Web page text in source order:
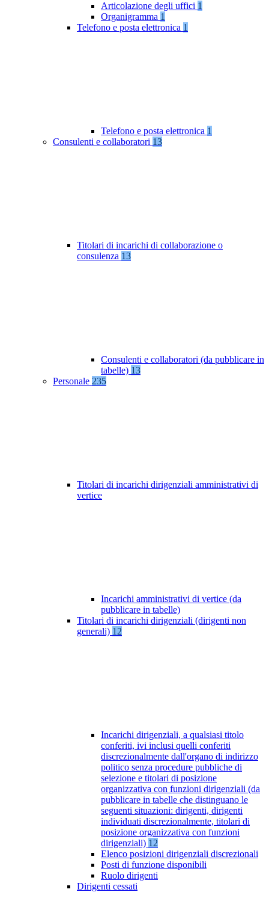
Articolazione degli uffici 1
Organigramma 1
Telefono e posta elettronica 1
Telefono e posta elettronica 1
Consulenti e collaboratori 13
Titolari di incarichi di collaborazione o
consulenza 13
Consulenti e collaboratori (da pubblicare in
tabelle) 13
Personale 235
Titolari di incarichi dirigenziali amministrativi di
vertice
Incarichi amministrativi di vertice (da
pubblicare in tabelle)
Titolari di incarichi dirigenziali (dirigenti non
generali) 12
Incarichi dirigenziali, a qualsiasi titolo
conferiti, ivi inclusi quelli conferiti
discrezionalmente dall'organo di indirizzo
politico senza procedure pubbliche di
selezione e titolari di posizione
organizzativa con funzioni dirigenziali (da
pubblicare in tabelle che distinguano le
seguenti situazioni: dirigenti, dirigenti
individuati discrezionalmente, titolari di
posizione organizzativa con funzioni
dirigenziali) 12
Elenco posizioni dirigenziali discrezionali
Posti di funzione disponibili
Ruolo dirigenti
Dirigenti cessati